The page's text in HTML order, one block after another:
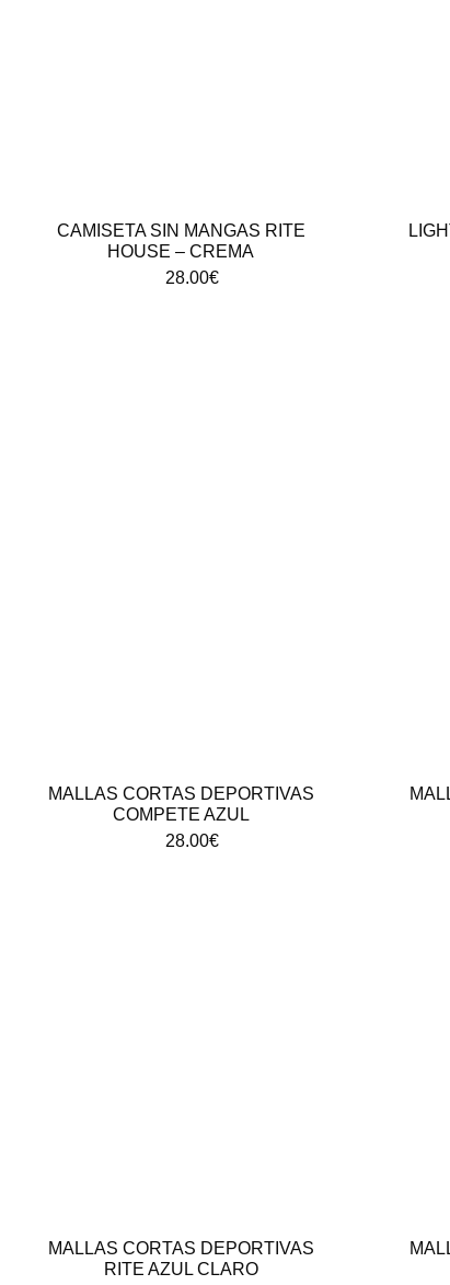
CAMISETA SIN MANGAS RITE
HOUSE – CREMA
28.00€
MALLAS CORTAS DEPORTIVAS
COMPETE AZUL
28.00€
MALLAS CORTAS DEPORTIVAS
RITE AZUL CLARO